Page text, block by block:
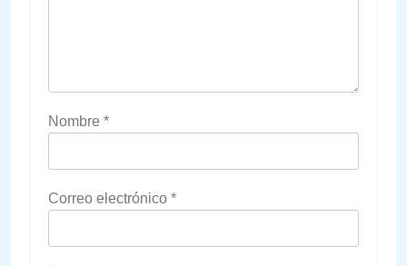
Nombre *
Correo electrónico *